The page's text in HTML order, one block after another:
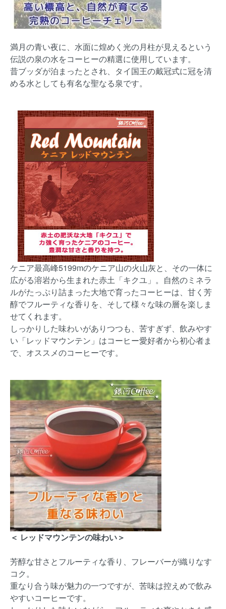
満月の青い夜に、水面に煌めく光の月柱が見えるという
伝説の泉の水をコーヒーの精選に使用しています。
昔ブッダが泊まったとされ、タイ国王の戴冠式に冠を清
める水としても有名な聖なる泉です。
ケニア最高峰5199mのケニア山の火山灰と、その一体に
広がる溶岩から生まれた赤土「キクユ」。自然のミネラ
ルがたっぷり詰まった大地で育ったコーヒーは、甘く芳
醇でフルーティな香りを、そして様々な味の層を楽しま
せてくれます。
しっかりした味わいがありつつも、苦すぎず、飲みやす
い「レッドマウンテン」はコーヒー愛好者から初心者ま
で、オススメのコーヒーです。
＜ レッドマウンテンの味わい＞
芳醇な甘さとフルーティな香り、フレーバーが織りなす
コク。
重なり合う味が魅力の一つですが、苦味は控えめで飲み
やすいコーヒーです。